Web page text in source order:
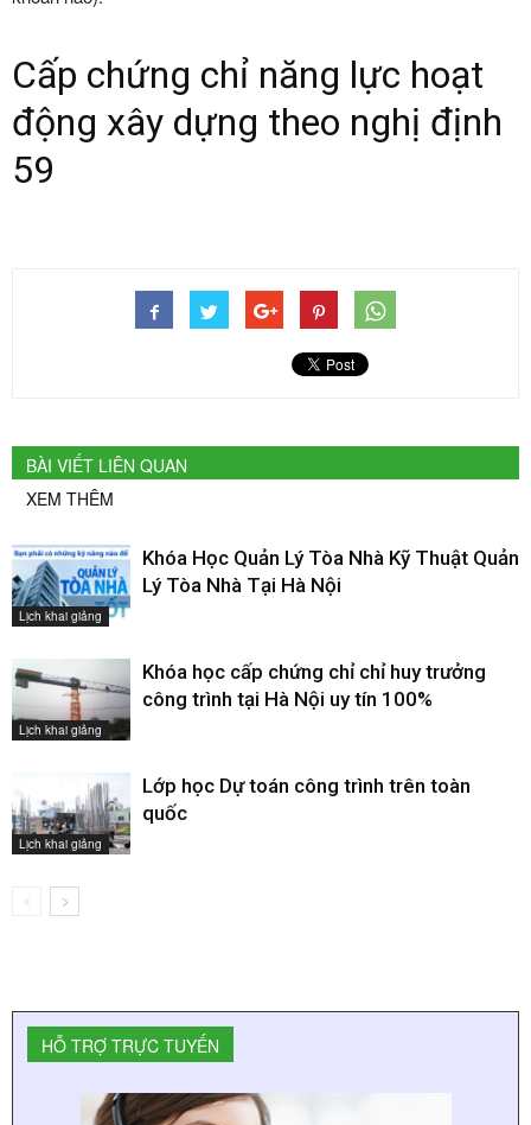
Cấp chứng chỉ năng lực hoạt
động xây dựng theo nghị định
59
BÀI VIẾT LIÊN QUAN
XEM THÊM
Lịch khai giảng
Khóa Học Quản Lý Tòa Nhà Kỹ Thuật Quản
Lý Tòa Nhà Tại Hà Nội
Lịch khai giảng
Khóa học cấp chứng chỉ chỉ huy trưởng
công trình tại Hà Nội uy tín 100%
Lịch khai giảng
Lớp học Dự toán công trình trên toàn
quốc
HỖ TRỢ TRỰC TUYẾN